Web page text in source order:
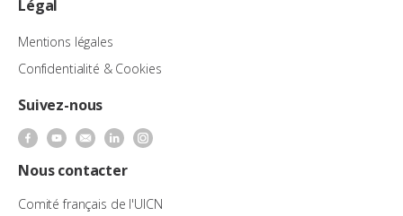
Légal
Mentions légales
Confidentialité & Cookies
Suivez-nous
Nous contacter
Comité français de l'UICN